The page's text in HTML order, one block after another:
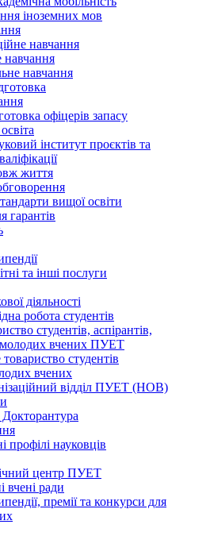
іноземних мов
навчання
навчання
навчання
офіцерів запасу
інститут проєктів та
життя
вищої освіти
гарантів
та інші послуги
діяльності
робота студентів
студентів, аспірантів,
молодих вчених ПУЕТ
студентів
вчених
відділ ПУЕТ (НОВ)
Докторантура
профілі науковців
центр ПУЕТ
вчені ради
премії та конкурси для